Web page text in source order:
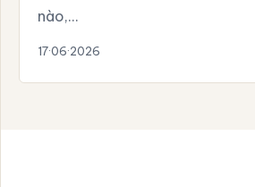
nào,…
17·06·2026